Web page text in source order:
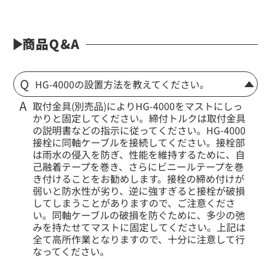
商品Q&A
HG-4000の設置方法を教えてください。
取付金具(別売品)によりHG-4000をマストにしっ
かりと固定してください。締付トルクは取付金具
の説明書などの指示に従ってください。HG-4000
接栓に同軸ケーブルを接続してください。接栓部
は雨水の侵入を防ぎ、性能を維持するために、自
己融着テープを巻き、さらにビニールテープを巻
き付けることをお勧めします。接栓の締め付けが
弱いと防水性が劣り、逆に強すぎると接栓が破損
してしまうことがありますので、ご注意くださ
い。同軸ケーブルの破損を防ぐために、多少の弛
みを持たせてマストに固定してください。上記は
全て高所作業となりますので、十分に注意して行
なってください。